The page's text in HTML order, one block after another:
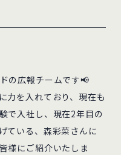
の広報チームです📢
力を入れており、現在も
で入社し、現在2年目の
ている、森彩菜さんに
様にご紹介いたしま